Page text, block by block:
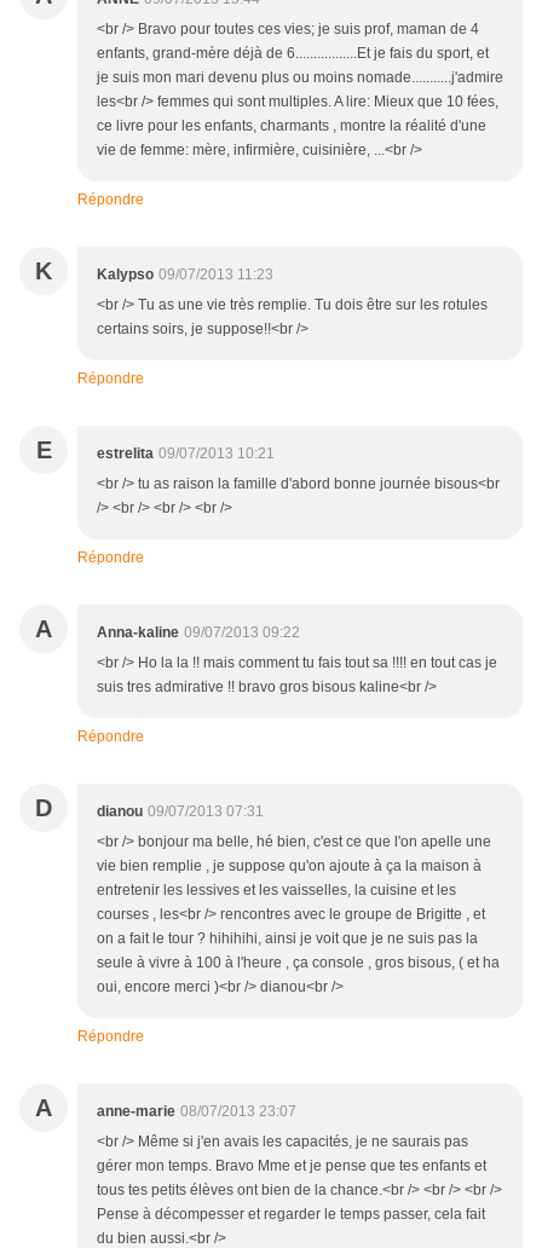
<br /> Bravo pour toutes ces vies; je suis prof, maman de 4
enfants, grand-mère déjà de 6.................Et je fais du sport, et
je suis mon mari devenu plus ou moins nomade...........j'admire
les<br /> femmes qui sont multiples. A lire: Mieux que 10 fées,
ce livre pour les enfants, charmants , montre la réalité d'une
vie de femme: mère, infirmière, cuisinière, ...<br />
Répondre
K Kalypso 09/07/2013 11:23
<br /> Tu as une vie très remplie. Tu dois être sur les rotules
certains soirs, je suppose!!<br />
Répondre
E estrelita 09/07/2013 10:21
<br /> tu as raison la famille d'abord bonne journée bisous<br
/> <br /> <br /> <br />
Répondre
A Anna-kaline 09/07/2013 09:22
<br /> Ho la la !! mais comment tu fais tout sa !!!! en tout cas je
suis tres admirative !! bravo gros bisous kaline<br />
Répondre
D dianou 09/07/2013 07:31
<br /> bonjour ma belle, hé bien, c'est ce que l'on apelle une
vie bien remplie , je suppose qu'on ajoute à ça la maison à
entretenir les lessives et les vaisselles, la cuisine et les
courses , les<br /> rencontres avec le groupe de Brigitte , et
on a fait le tour ? hihihihi, ainsi je voit que je ne suis pas la
seule à vivre à 100 à l'heure , ça console , gros bisous, ( et ha
oui, encore merci )<br /> dianou<br />
Répondre
A anne-marie 08/07/2013 23:07
<br /> Même si j'en avais les capacités, je ne saurais pas
gérer mon temps. Bravo Mme et je pense que tes enfants et
tous tes petits élèves ont bien de la chance.<br /> <br /> <br />
Pense à décompesser et regarder le temps passer, cela fait
du bien aussi.<br />